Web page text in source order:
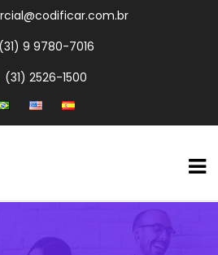
(31) 9 9780-7016
(31) 2526-1500